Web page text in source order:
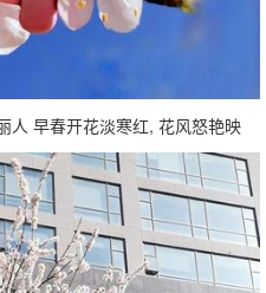
人 早春开花淡寒红, 花风怒艳映